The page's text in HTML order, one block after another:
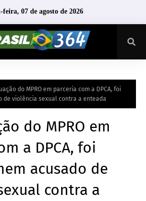
feira, 07 de agosto de 2026
do MPRO em parceria com a DPCA, foi
de violência sexual contra a enteada
do MPRO em
a DPCA, foi
acusado de
contra a